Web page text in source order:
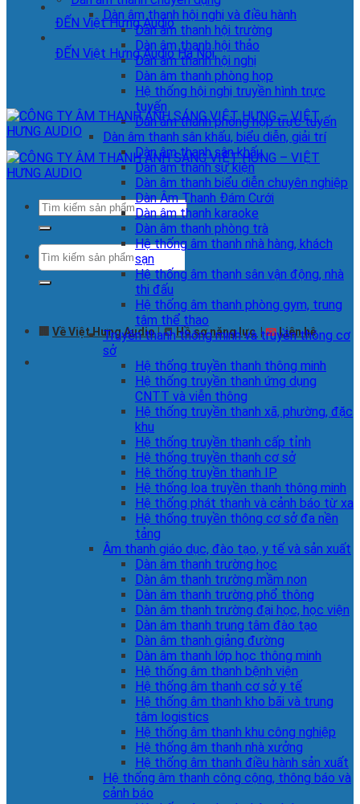
ĐẾN Việt Hưng Audio
ĐẾN Việt Hưng Audio Hà Nội
Tìm
Tìm
kiếm:
Về Việt Hưng Audio| 📒 Hồ sơ năng lực |📧 Liên hệ
Dàn âm thanh hội nghị và điều hành
Dàn âm thanh hội trường
Dàn âm thanh hội thảo
Dàn âm thanh hội nghị
Dàn âm thanh phòng họp
Hệ thống hội nghị truyền hình trực
tuyến
Dàn âm thanh phòng họp trực tuyến
Dàn âm thanh sân khấu, biểu diễn, giải trí
Dàn âm thanh sân khấu
Dàn âm thanh sự kiện
Dàn âm thanh biểu diễn chuyên nghiệp
Dàn Âm Thanh Đám Cưới
Dàn âm thanh karaoke
Dàn âm thanh phòng trà
Hệ thống âm thanh nhà hàng, khách
sạn
Hệ thống âm thanh sân vận động, nhà
thi đấu
Hệ thống âm thanh phòng gym, trung
tâm thể thao
Truyền thanh thông minh và truyền thông cơ
sở
Hệ thống truyền thanh thông minh
Hệ thống truyền thanh ứng dụng
CNTT và viễn thông
Hệ thống truyền thanh xã, phường, đặc
khu
Hệ thống truyền thanh cấp tỉnh
Hệ thống truyền thanh cơ sở
Hệ thống truyền thanh IP
Hệ thống loa truyền thanh thông minh
Hệ thống phát thanh và cảnh báo từ xa
Hệ thống truyền thông cơ sở đa nền
tảng
Âm thanh giáo dục, đào tạo, y tế và sản xuất
Dàn âm thanh trường học
Dàn âm thanh trường mầm non
Dàn âm thanh trường phổ thông
Dàn âm thanh trường đại học, học viện
Dàn âm thanh trung tâm đào tạo
Dàn âm thanh giảng đường
Dàn âm thanh lớp học thông minh
Hệ thống âm thanh bệnh viện
Hệ thống âm thanh cơ sở y tế
Hệ thống âm thanh kho bãi và trung
tâm logistics
Hệ thống âm thanh khu công nghiệp
Hệ thống âm thanh nhà xưởng
Hệ thống âm thanh điều hành sản xuất
Hệ thống âm thanh công cộng, thông báo và
cảnh báo